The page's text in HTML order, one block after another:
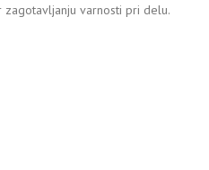
varnosti pri delu.